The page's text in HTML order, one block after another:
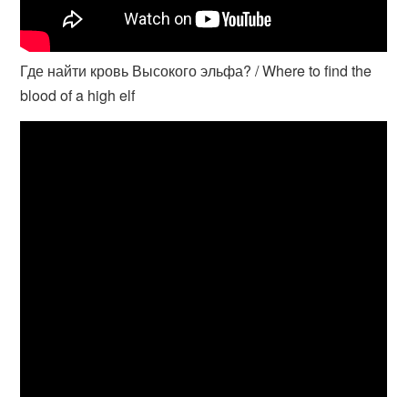
Где найти кровь Высокого эльфа? / Where to find the
blood of a high elf